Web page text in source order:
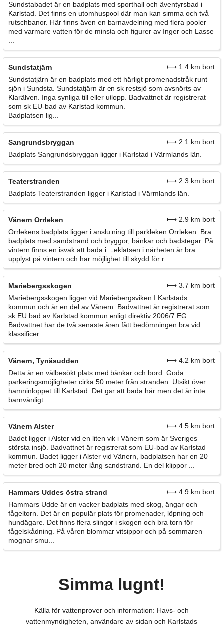
Sundstabadet är en badplats med sporthall och äventyrsbad i
Karlstad. Det finns en utomhuspool där man kan simma och två
rutschbanor. Här finns även en barnavdelning med flera pooler
med varmare vatten för de minsta och figurer av Inger och Lasse
Sundstatjärn
⟼ 1.4 km bort
Sundstatjärn är en badplats med ett härligt promenadstråk runt
sjön i Sundsta. Sundstatjärn är en sk restsjö som avsnörts av
Klarälven. Inga synliga till eller utlopp. Badvattnet är registrerat
som sk EU-bad av Karlstad kommun.
Badplatsen lig...
Sangrundsbryggan
⟼ 2.1 km bort
Badplats Sangrundsbryggan ligger i Karlstad i Värmlands län.
Teaterstranden
⟼ 2.3 km bort
Badplats Teaterstranden ligger i Karlstad i Värmlands län.
Vänern Orrleken
⟼ 2.9 km bort
Orrlekens badplats ligger i anslutning till parkleken Orrleken. Bra
badplats med sandstrand och bryggor, bänkar och badstegar. På
vintern finns en isvak att bada i. Leklatsen i närheten är bra
upplyst på vintern och har möjlighet till skydd för r...
Mariebergsskogen
⟼ 3.7 km bort
Mariebergsskogen ligger vid Mariebergsviken I Karlstads
kommun och är en del av Vänern. Badvattnet är registrerat som
sk EU.bad av Karlstad kommun enligt direktiv 2006/7 EG.
Badvattnet har de två senaste åren fått bedömningen bra vid
klassificer...
Vänern, Tynäsudden
⟼ 4.2 km bort
Detta är en välbesökt plats med bänkar och bord. Goda
parkeringsmöjligheter cirka 50 meter från stranden. Utsikt över
hamninloppet till Karlstad. Det går att bada här men det är inte
barnvänligt.
Vänern Alster
⟼ 4.5 km bort
Badet ligger i Alster vid en liten vik i Vänern som är Sveriges
största insjö. Badvattnet är registrerat som EU-bad av Karlstad
kommun. Badet ligger i Alster vid Vänern, badplatsen har en 20
meter bred och 20 meter lång sandstrand. En del klippor ...
Hammars Uddes östra strand
⟼ 4.9 km bort
Hammars Udde är en vacker badplats med skog, ängar och
fågeltorn. Det är en populär plats för promenader, löpning och
hundägare. Det finns flera slingor i skogen och bra torn för
fågelskådning. På våren blommar vitsippor och på sommaren
mognar smu...
Simma lugnt!
Källa för vattenprover och information: Havs- och
vattenmyndigheten, användare av sidan och Karlstads